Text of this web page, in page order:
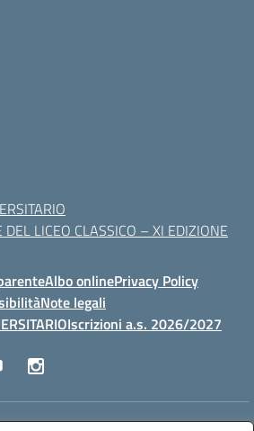
LICEO CLASSICO – XI EDIZIONE
Albo onlinePrivacy Policy
Note legali
Iscrizioni a.s. 2026/2027